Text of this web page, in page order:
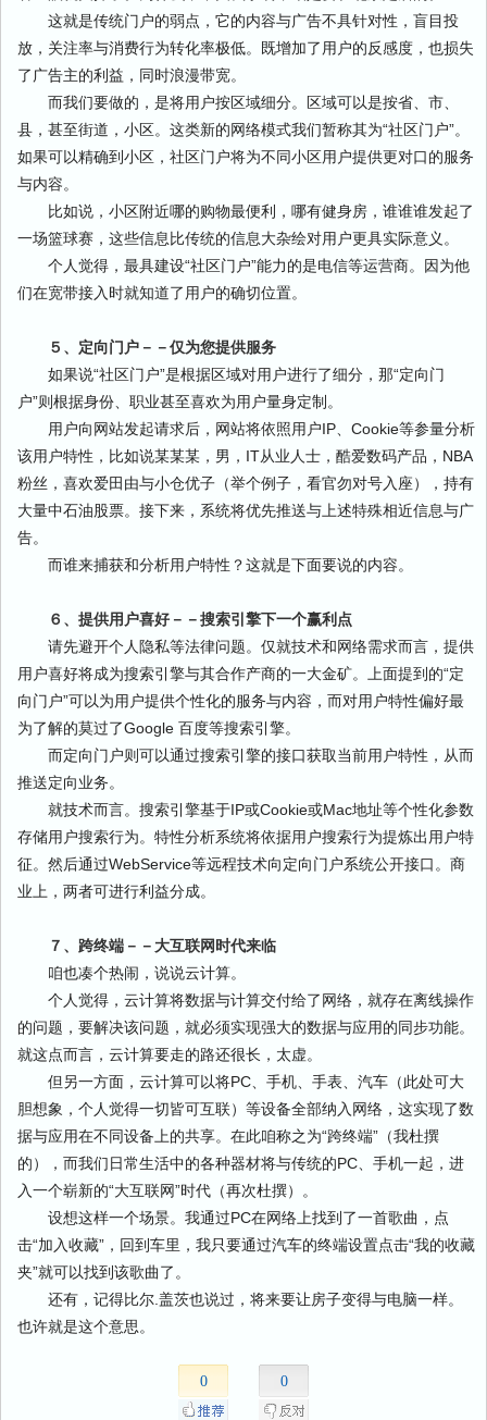
这就是传统门户的弱点，它的内容与广告不具针对性，盲目投
放，关注率与消费行为转化率极低。既增加了用户的反感度，也损失
了广告主的利益，同时浪漫带宽。
而我们要做的，是将用户按区域细分。区域可以是按省、市、
县，甚至街道，小区。这类新的网络模式我们暂称其为“社区门户”。
如果可以精确到小区，社区门户将为不同小区用户提供更对口的服务
与内容。
比如说，小区附近哪的购物最便利，哪有健身房，谁谁谁发起了
一场篮球赛，这些信息比传统的信息大杂绘对用户更具实际意义。
个人觉得，最具建设“社区门户”能力的是电信等运营商。因为他
们在宽带接入时就知道了用户的确切位置。
５、定向门户－－仅为您提供服务
如果说“社区门户”是根据区域对用户进行了细分，那“定向门
户”则根据身份、职业甚至喜欢为用户量身定制。
用户向网站发起请求后，网站将依照用户IP、Cookie等参量分析
该用户特性，比如说某某某，男，IT从业人士，酷爱数码产品，NBA
粉丝，喜欢爱田由与小仓优子（举个例子，看官勿对号入座），持有
大量中石油股票。接下来，系统将优先推送与上述特殊相近信息与广
告。
而谁来捕获和分析用户特性？这就是下面要说的内容。
６、提供用户喜好－－搜索引擎下一个赢利点
请先避开个人隐私等法律问题。仅就技术和网络需求而言，提供
用户喜好将成为搜索引擎与其合作产商的一大金矿。上面提到的“定
向门户”可以为用户提供个性化的服务与内容，而对用户特性偏好最
为了解的莫过了Google 百度等搜索引擎。
而定向门户则可以通过搜索引擎的接口获取当前用户特性，从而
推送定向业务。
就技术而言。搜索引擎基于IP或Cookie或Mac地址等个性化参数
存储用户搜索行为。特性分析系统将依据用户搜索行为提炼出用户特
征。然后通过WebService等远程技术向定向门户系统公开接口。商
业上，两者可进行利益分成。
７、跨终端－－大互联网时代来临
咱也凑个热闹，说说云计算。
个人觉得，云计算将数据与计算交付给了网络，就存在离线操作
的问题，要解决该问题，就必须实现强大的数据与应用的同步功能。
就这点而言，云计算要走的路还很长，太虚。
但另一方面，云计算可以将PC、手机、手表、汽车（此处可大
胆想象，个人觉得一切皆可互联）等设备全部纳入网络，这实现了数
据与应用在不同设备上的共享。在此咱称之为“跨终端”（我杜撰
的），而我们日常生活中的各种器材将与传统的PC、手机一起，进
入一个崭新的“大互联网”时代（再次杜撰）。
设想这样一个场景。我通过PC在网络上找到了一首歌曲，点
击“加入收藏”，回到车里，我只要通过汽车的终端设置点击“我的收藏
夹”就可以找到该歌曲了。
还有，记得比尔.盖茨也说过，将来要让房子变得与电脑一样。
也许就是这个意思。
0 0